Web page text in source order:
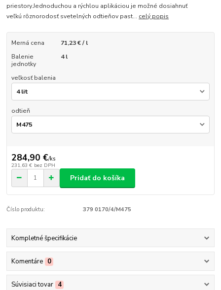
priestory.Jednoduchou a rýchlou aplikáciou je možné dosiahnuť
veľkú rôznorodosť svetelných odtieňov past... celý popis
Merná cena
71,23 € / l
Balenie
jednotky
4 l
veľkosť balenia
odtieň
284,90 €/ks
231,63 € bez DPH
Pridať do košíka
Číslo produktu: 379 0170/4/M475
Kompletné špecifikácie
Komentáre 0
Súvisiaci tovar 4